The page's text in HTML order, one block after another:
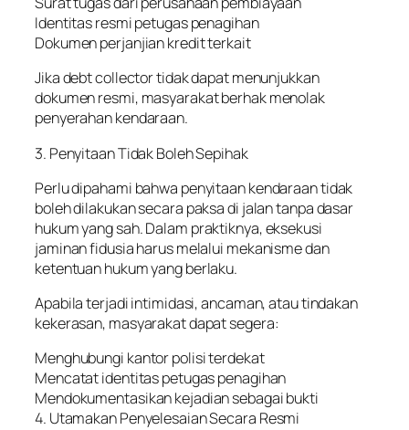
Identitas resmi petugas penagihan
Dokumen perjanjian kredit terkait
Jika debt collector tidak dapat menunjukkan
dokumen resmi, masyarakat berhak menolak
penyerahan kendaraan.
3. Penyitaan Tidak Boleh Sepihak
Perlu dipahami bahwa penyitaan kendaraan tidak
boleh dilakukan secara paksa di jalan tanpa dasar
hukum yang sah. Dalam praktiknya, eksekusi
jaminan fidusia harus melalui mekanisme dan
ketentuan hukum yang berlaku.
Apabila terjadi intimidasi, ancaman, atau tindakan
kekerasan, masyarakat dapat segera:
Menghubungi kantor polisi terdekat
Mencatat identitas petugas penagihan
Mendokumentasikan kejadian sebagai bukti
4. Utamakan Penyelesaian Secara Resmi